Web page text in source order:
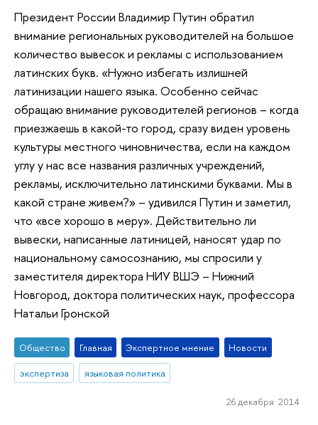
Президент России Владимир Путин обратил
внимание региональных руководителей на большое
количество вывесок и рекламы с использованием
латинских букв. «Нужно избегать излишней
латинизации нашего языка. Особенно сейчас
обращаю внимание руководителей регионов – когда
приезжаешь в какой-то город, сразу виден уровень
культуры местного чиновничества, если на каждом
углу у нас все названия различных учреждений,
рекламы, исключительно латинскими буквами. Мы в
какой стране живем?» – удивился Путин и заметил,
что «все хорошо в меру». Действительно ли
вывески, написанные латиницей, наносят удар по
национальному самосознанию, мы спросили у
заместителя директора НИУ ВШЭ – Нижний
Новгород, доктора политических наук, профессора
Натальи Гронской
Общество Главная Экспертное мнение
Новости
экспертиза
языковая политика
26 декабря 2014